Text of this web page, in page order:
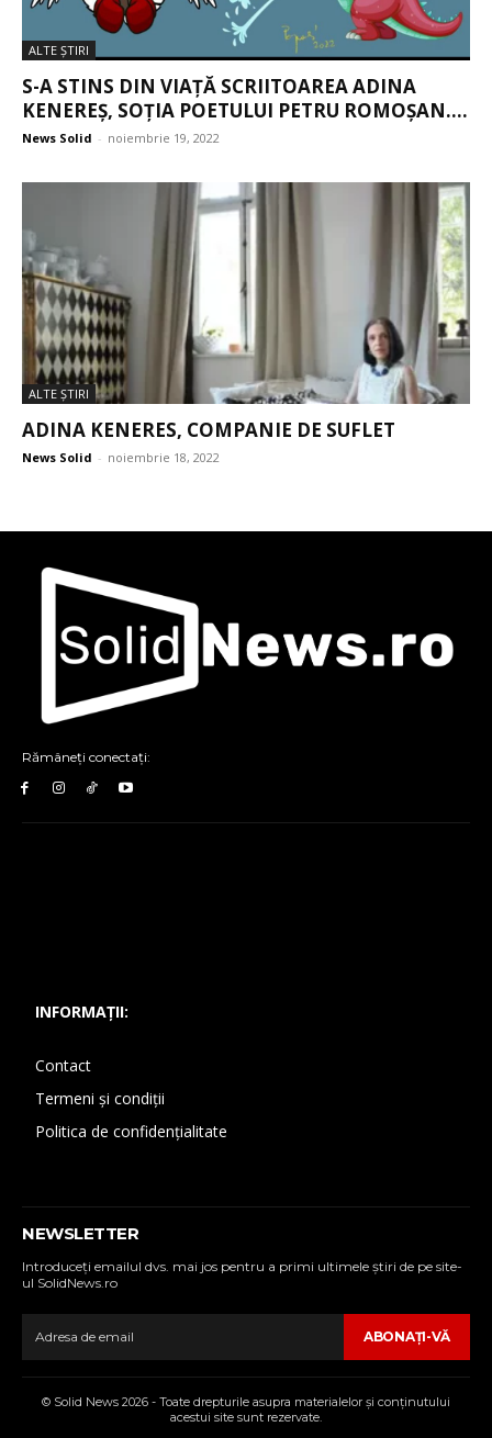
ALTE ŞTIRI
S-A STINS DIN VIAȚĂ SCRIITOAREA ADINA
KENEREȘ, SOȚIA POETULUI PETRU ROMOȘAN....
News Solid - noiembrie 19, 2022
ALTE ŞTIRI
ADINA KENERES, COMPANIE DE SUFLET
News Solid - noiembrie 18, 2022
Rămâneți conectați:
INFORMAȚII:
Contact
Termeni și condiții
Politica de confidențialitate
NEWSLETTER
Introduceţi emailul dvs. mai jos pentru a primi ultimele ştiri de pe site-
ul SolidNews.ro
ABONAŢI-VĂ
© Solid News 2026 - Toate drepturile asupra materialelor şi conţinutului
acestui site sunt rezervate.